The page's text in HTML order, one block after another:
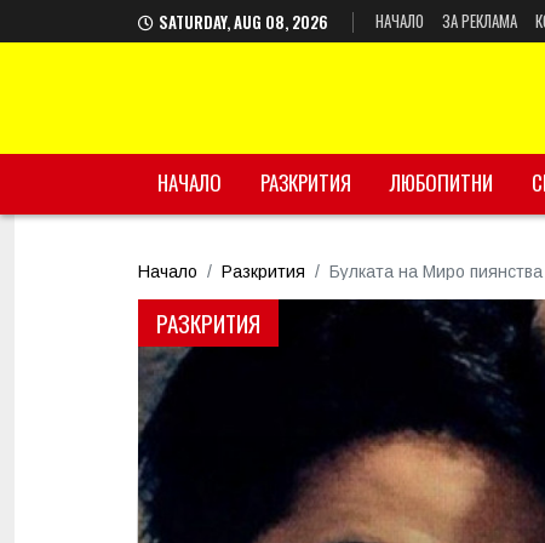
SATURDAY, AUG 08, 2026 НАЧАЛО ЗА РЕКЛАМА
НАЧАЛО РАЗКРИТИЯ ЛЮБОПИТНИ
Начало Разкрития Булката на Миро
РАЗКРИТИЯ